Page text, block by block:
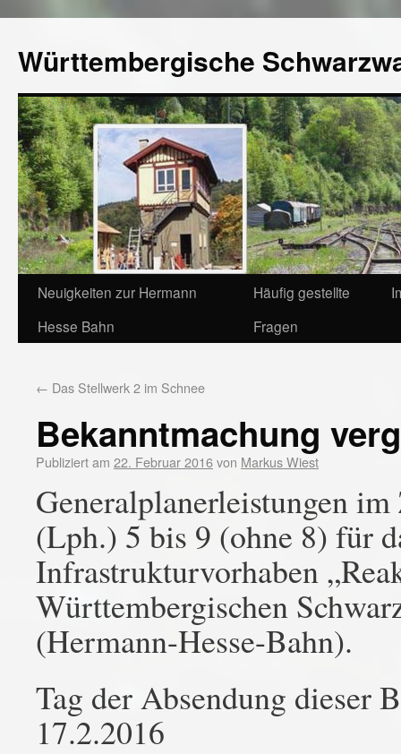
Württembergische
Neuigkeiten zur Hermann
Hesse Bahn
Häufig gestellte
Fragen
← Das Stellwerk 2 im Schnee
Bekanntmachung
Publiziert am 22. Februar 2016von Markus Wiest
Generalplanerleistungen
(Lph.) 5 bis 9 (ohne 8) für
Infrastrukturvorhaben
Württembergischen
(Hermann-Hesse-Bahn).
Tag der Absendung dieser
17.2.2016